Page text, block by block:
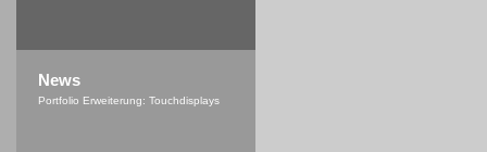
News
Portfolio Erweiterung: Touchdisplays